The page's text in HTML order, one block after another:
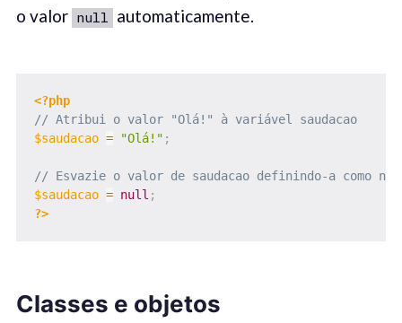
o valor null automaticamente.
<?php
// Atribui o valor "Olá!" à variável saudacao
$saudacao = "Olá!" ;
// Esvazie o valor de saudacao definindo-a como
$saudacao = null ;
?>
Classes e objetos